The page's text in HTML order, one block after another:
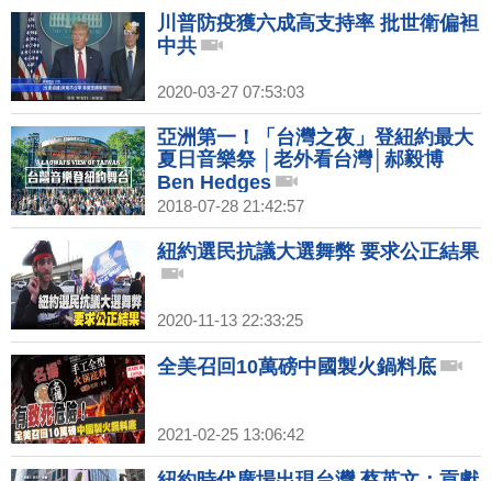
川普防疫獲六成高支持率 批世衛偏袒
中共
2020-03-27 07:53:03
亞洲第一！「台灣之夜」登紐約最大
夏日音樂祭 │老外看台灣│郝毅博
Ben Hedges
2018-07-28 21:42:57
紐約選民抗議大選舞弊 要求公正結果
2020-11-13 22:33:25
全美召回10萬磅中國製火鍋料底
2021-02-25 13:06:42